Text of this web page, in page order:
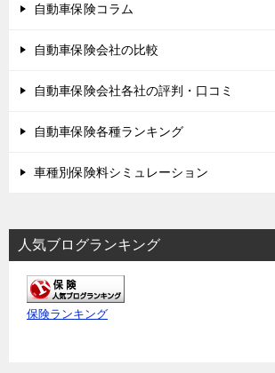
自動車保険コラム
自動車保険会社の比較
自動車保険会社各社の評判・口コミ
自動車保険各種ランキング
車種別保険料シミュレーション
人気ブログランキング
保険ランキング